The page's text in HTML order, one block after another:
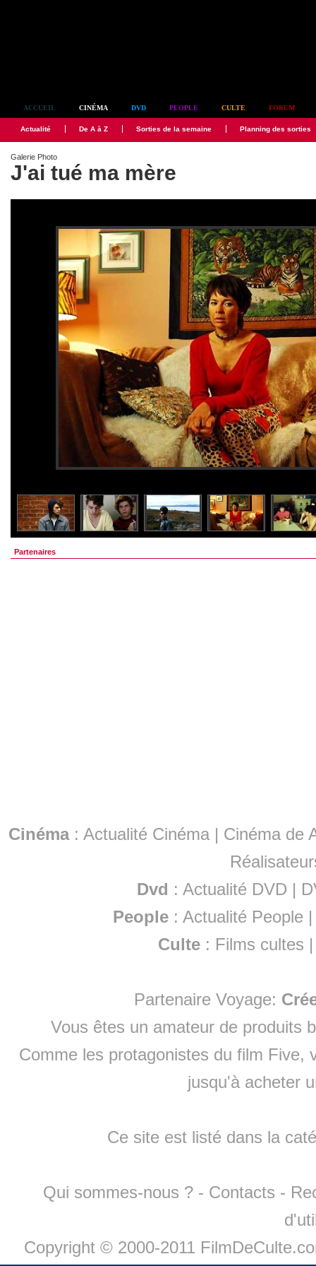
ACCUEIL CINÉMA DVD PEOPLE CULTE FORUM
Actualité De A à Z Sorties de la semaine Planning des sorties
Galerie Photo
J'ai tué ma mère
Partenaires
Cinéma: Actualité Cinéma | Cinéma de
Dvd : Actualité DVD |
People :Actualité People
Culte : Films cultes
Partenaire Voyage:
Vous êtes un amateur de produits
Comme les protagonistes du film Five,
jusqu'à acheter
Ce site est listé dans la
Qui sommes-nous ? - Contacts -
Copyright © 2000-2011